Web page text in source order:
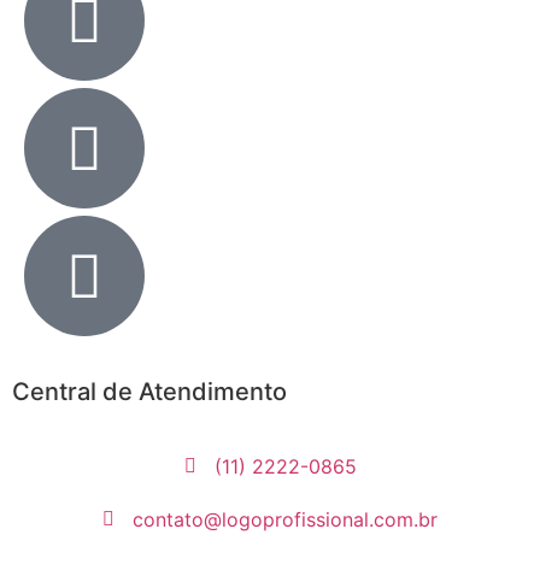
Central de Atendimento
(11) 2222-0865
contato@logoprofissional.com.br